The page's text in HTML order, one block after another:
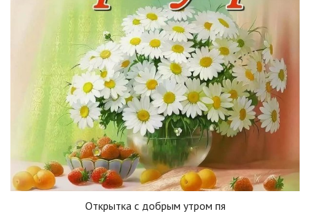
Открытка с добрым утром пя